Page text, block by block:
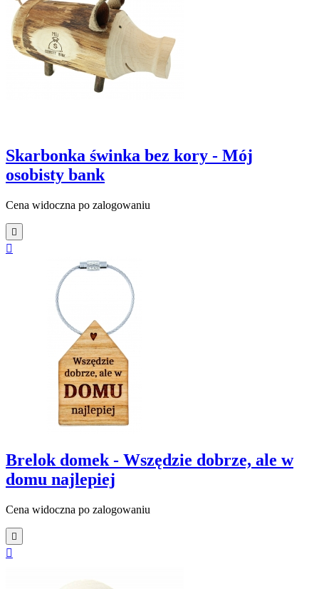
Skarbonka świnka bez kory - Mój
osobisty bank
Cena widoczna po zalogowaniu


Brelok domek - Wszędzie dobrze, ale w
domu najlepiej
Cena widoczna po zalogowaniu

